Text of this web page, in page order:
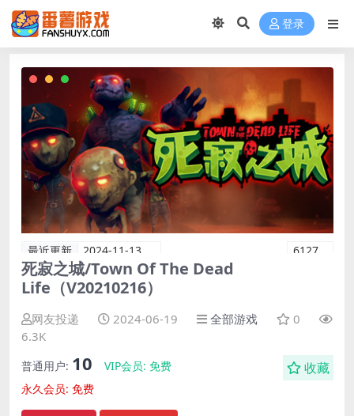
登录
最近更新 2024-11-13 6127
死寂之城/Town Of The Dead
Life（V20210216）
网友投递 2024-06-19 全部游戏
0
6.3K
普通用户: 10 VIP会员: 免费
永久会员: 免费
收藏